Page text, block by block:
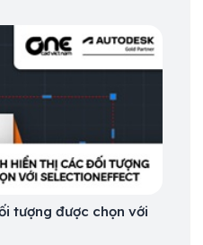
tượng được chọn với